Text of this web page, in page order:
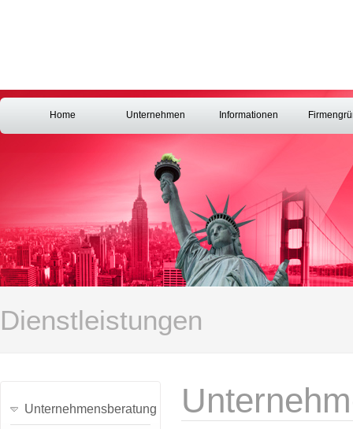
Home Unternehmen Informationen
Dienstleistungen
Unternehmensberatung